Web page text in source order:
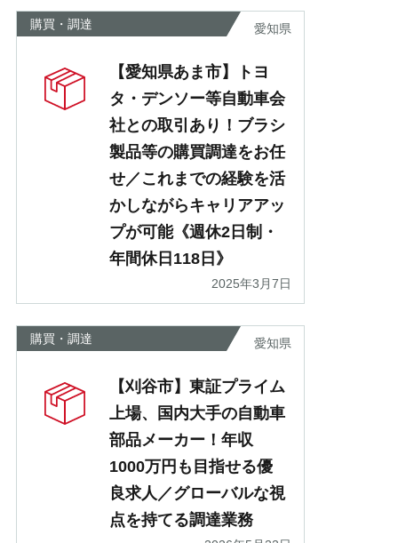
購買・調達 愛知県
【愛知県あま市】トヨ
タ・デンソー等自動車会
社との取引あり！ブラシ
製品等の購買調達をお任
せ／これまでの経験を活
かしながらキャリアアッ
プが可能《週休2日制・
年間休日118日》
2025年3月7日
購買・調達 愛知県
【刈谷市】東証プライム
上場、国内大手の自動車
部品メーカー！年収
1000万円も目指せる優
良求人／グローバルな視
点を持てる調達業務